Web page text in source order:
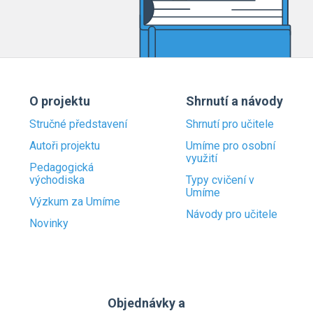
O projektu
Stručné představení
Autoři projektu
Pedagogická
východiska
Výzkum za Umíme
Novinky
Shrnutí a návody
Shrnutí pro učitele
Umíme pro osobní
využití
Typy cvičení v
Umíme
Návody pro učitele
Objednávky a